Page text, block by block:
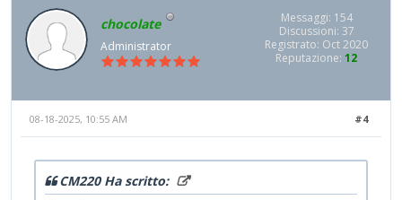
chocolate
Administrator
Messaggi: 154
Discussioni: 37
Registrato: Oct 2020
Reputazione: 12
#4
08-18-2025, 10:55 AM
CM220 Ha scritto: